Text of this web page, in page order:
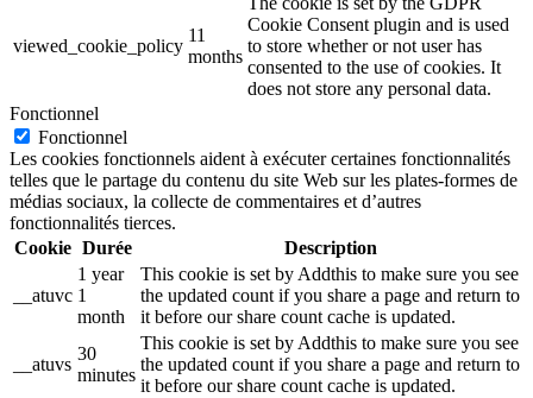
viewed_cookie_policy
11
months
Cookie Consent plugin and is used
to store whether or not user has
consented to the use of cookies. It
does not store any personal data.
Fonctionnel
Fonctionnel
Les cookies fonctionnels aident à exécuter certaines fonctionnalités
telles que le partage du contenu du site Web sur les plates-formes de
médias sociaux, la collecte de commentaires et d’autres
fonctionnalités tierces.
Cookie Durée Description
__atuvc
1 year
1
month
This cookie is set by Addthis to make sure you see
the updated count if you share a page and return to
it before our share count cache is updated.
__atuvs
30
minutes
This cookie is set by Addthis to make sure you see
the updated count if you share a page and return to
it before our share count cache is updated.